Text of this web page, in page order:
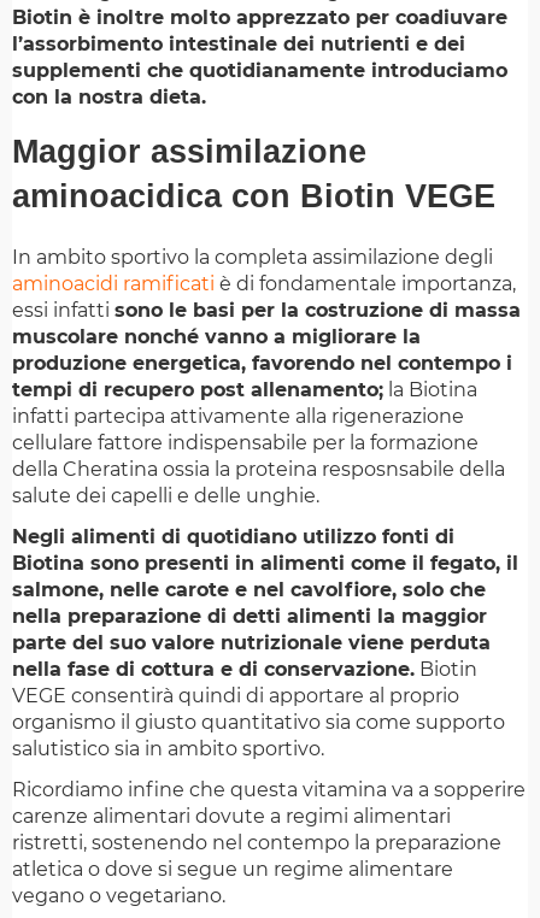
Biotin è inoltre molto apprezzato per coadiuvare
l’assorbimento intestinale dei nutrienti e dei
supplementi che quotidianamente introduciamo
con la nostra dieta.
Maggior assimilazione
aminoacidica con Biotin VEGE
In ambito sportivo la completa assimilazione degli
aminoacidi ramificati è di fondamentale importanza,
essi infatti sono le basi per la costruzione di massa
muscolare nonché vanno a migliorare la
produzione energetica, favorendo nel contempo i
tempi di recupero post allenamento; la Biotina
infatti partecipa attivamente alla rigenerazione
cellulare fattore indispensabile per la formazione
della Cheratina ossia la proteina resposnsabile della
salute dei capelli e delle unghie.
Negli alimenti di quotidiano utilizzo fonti di
Biotina sono presenti in alimenti come il fegato, il
salmone, nelle carote e nel cavolfiore, solo che
nella preparazione di detti alimenti la maggior
parte del suo valore nutrizionale viene perduta
nella fase di cottura e di conservazione. Biotin
VEGE consentirà quindi di apportare al proprio
organismo il giusto quantitativo sia come supporto
salutistico sia in ambito sportivo.
Ricordiamo infine che questa vitamina va a sopperire
carenze alimentari dovute a regimi alimentari
ristretti, sostenendo nel contempo la preparazione
atletica o dove si segue un regime alimentare
vegano o vegetariano.